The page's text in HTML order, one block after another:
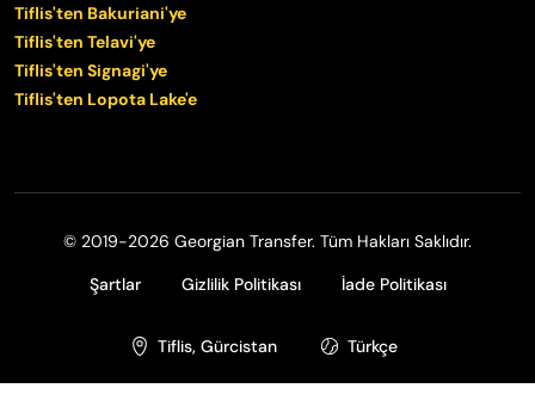
Tiflis'ten Bakuriani'ye
Tiflis'ten Telavi'ye
Tiflis'ten Signagi'ye
Tiflis'ten Lopota Lake'e
© 2019-2026 Georgian Transfer. Tüm Hakları Saklıdır.
Şartlar
Gizlilik Politikası İade Politikası
Tiflis, Gürcistan Türkçe